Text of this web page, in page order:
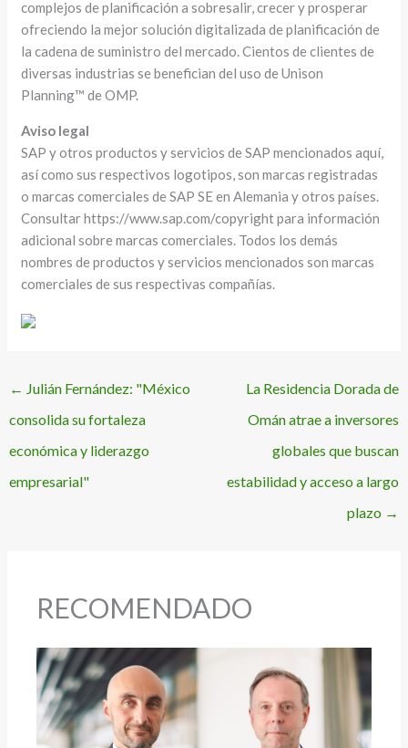
complejos de planificación a sobresalir, crecer y prosperar
ofreciendo la mejor solución digitalizada de planificación de
la cadena de suministro del mercado. Cientos de clientes de
diversas industrias se benefician del uso de Unison
Planning™ de OMP.
Aviso legal
SAP y otros productos y servicios de SAP mencionados aquí,
así como sus respectivos logotipos, son marcas registradas
o marcas comerciales de SAP SE en Alemania y otros países.
Consultar https://www.sap.com/copyright para información
adicional sobre marcas comerciales. Todos los demás
nombres de productos y servicios mencionados son marcas
comerciales de sus respectivas compañías.
← Julián Fernández: "México
consolida su fortaleza
económica y liderazgo
empresarial"
La Residencia Dorada de
Omán atrae a inversores
globales que buscan
estabilidad y acceso a largo
plazo →
RECOMENDADO